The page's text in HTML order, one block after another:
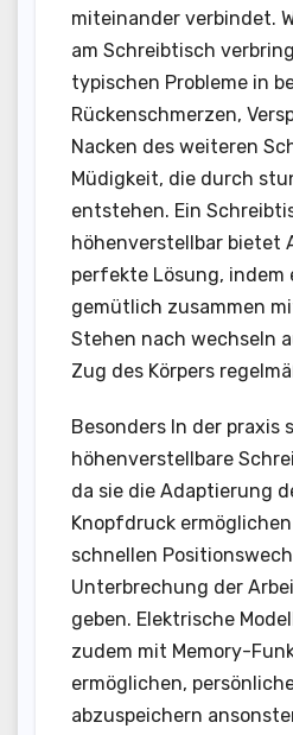
miteinander verbindet.
am Schreibtisch
typischen Probleme in
Rückenschmerzen,
Nacken des weiteren
Müdigkeit, die durch
entstehen. Ein
höhenverstellbar bietet
perfekte Lösung, indem
gemütlich zusammen
Stehen nach wechseln
Zug des Körpers
Besonders In der praxis
höhenverstellbare
da sie die Adaptierung
Knopfdruck
schnellen
Unterbrechung der
geben. Elektrische
zudem mit Memory-
ermöglichen,
abzuspeichern